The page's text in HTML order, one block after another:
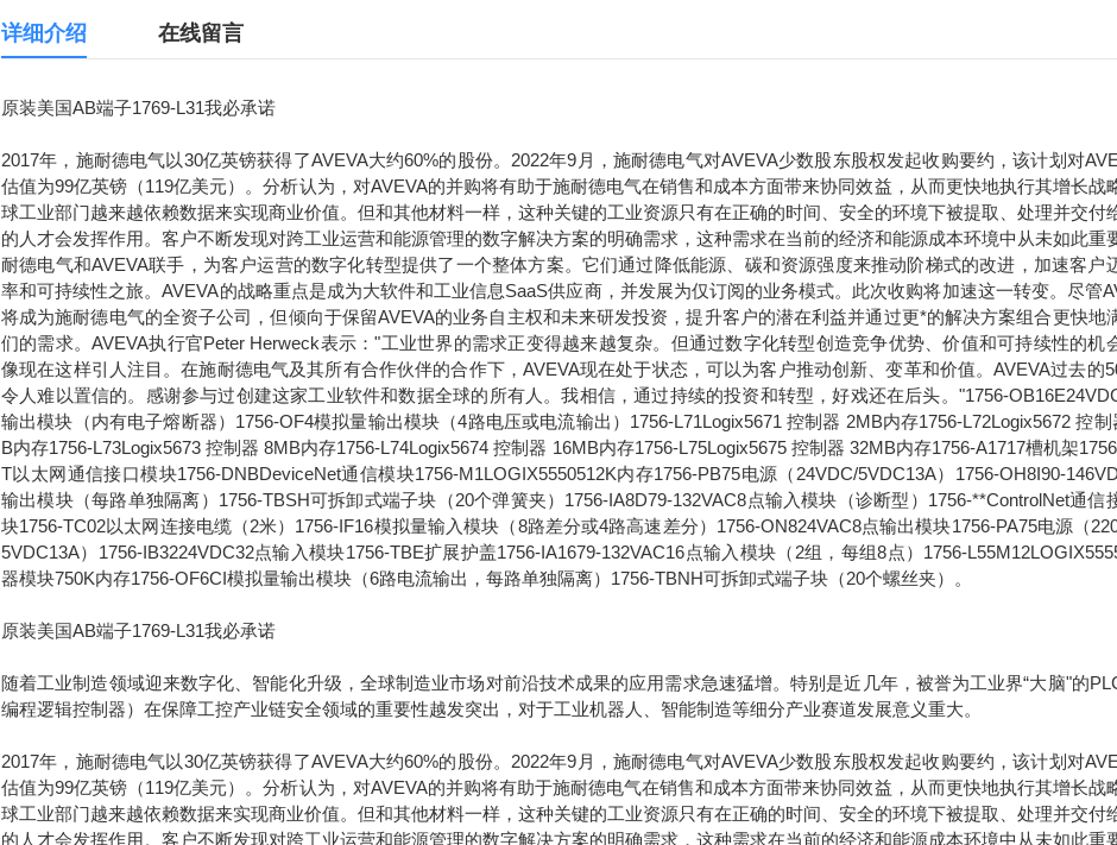
详细介绍 在线留言
原装美国AB端子1769-L31我必承诺
2017年，施耐德电气以30亿英镑获得了AVEVA大约60%的股份。2022年9月，施耐德电气对AVEVA少数股东股权发起收购要约，该计划对
估值为99亿英镑（119亿美元）。分析认为，对AVEVA的并购将有助于施耐德电气在销售和成本方面带来协同效益，从而更快地执行其增长战
球工业部门越来越依赖数据来实现商业价值。但和其他材料一样，这种关键的工业资源只有在正确的时间、安全的环境下被提取、处理并交付
的人才会发挥作用。客户不断发现对跨工业运营和能源管理的数字解决方案的明确需求，这种需求在当前的经济和能源成本环境中从未如此重
耐德电气和AVEVA联手，为客户运营的数字化转型提供了一个整体方案。它们通过降低能源、碳和资源强度来推动阶梯式的改进，加速客户
率和可持续性之旅。AVEVA的战略重点是成为大软件和工业信息SaaS供应商，并发展为仅订阅的业务模式。此次收购将加速这一转变。尽管
将成为施耐德电气的全资子公司，但倾向于保留AVEVA的业务自主权和未来研发投资，提升客户的潜在利益并通过更*的解决方案组合更快地
们的需求。AVEVA执行官Peter Herweck表示："工业世界的需求正变得越来越复杂。但通过数字化转型创造竞争优势、价值和可持续性的机
像现在这样引人注目。在施耐德电气及其所有合作伙伴的合作下，AVEVA现在处于状态，可以为客户推动创新、变革和价值。AVEVA过去的
令人难以置信的。感谢参与过创建这家工业软件和数据全球的所有人。我相信，通过持续的投资和转型，好戏还在后头。"1756-
输出模块（内有电子熔断器）1756-OF4模拟量输出模块（4路电压或电流输出）1756-L71Logix5671 控制器 2MB内存1756-L72Logix5672 控制
B内存1756-L73Logix5673 控制器 8MB内存1756-L74Logix5674 控制器 16MB内存1756-L75Logix5675 控制器 32MB内存1756-A1717槽机架
T以太网通信接口模块1756-DNBDeviceNet通信模块1756-M1LOGIX5550512K内存1756-PB75电源（24VDC/5VDC13A）1756-OH8I90-
输出模块（每路单独隔离）1756-TBSH可拆卸式端子块（20个弹簧夹）1756-IA8D79-132VAC8点输入模块（诊断型）1756-**ControlNet通信
块1756-TC02以太网连接电缆（2米）1756-IF16模拟量输入模块（8路差分或4路高速差分）1756-ON824VAC8点输出模块1756-PA75电源（
5VDC13A）1756-IB3224VDC32点输入模块1756-TBE扩展护盖1756-IA1679-132VAC16点输入模块（2组，每组8点）1756-
器模块750K内存1756-OF6CI模拟量输出模块（6路电流输出，每路单独隔离）1756-TBNH可拆卸式端子块（20个螺丝夹）。
原装美国AB端子1769-L31我必承诺
随着工业制造领域迎来数字化、智能化升级，全球制造业市场对前沿技术成果的应用需求急速猛增。特别是近几年，被誉为工业界“大脑"的
编程逻辑控制器）在保障工控产业链安全领域的重要性越发突出，对于工业机器人、智能制造等细分产业赛道发展意义重大。
2017年，施耐德电气以30亿英镑获得了AVEVA大约60%的股份。2022年9月，施耐德电气对AVEVA少数股东股权发起收购要约，该计划对
估值为99亿英镑（119亿美元）。分析认为，对AVEVA的并购将有助于施耐德电气在销售和成本方面带来协同效益，从而更快地执行其增长战
球工业部门越来越依赖数据来实现商业价值。但和其他材料一样，这种关键的工业资源只有在正确的时间、安全的环境下被提取、处理并交付
的人才会发挥作用。客户不断发现对跨工业运营和能源管理的数字解决方案的明确需求，这种需求在当前的经济和能源成本环境中从未如此重